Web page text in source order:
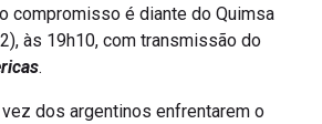
compromisso é diante do Quimsa
às 19h10, com transmissão do
.
dos argentinos enfrentarem o